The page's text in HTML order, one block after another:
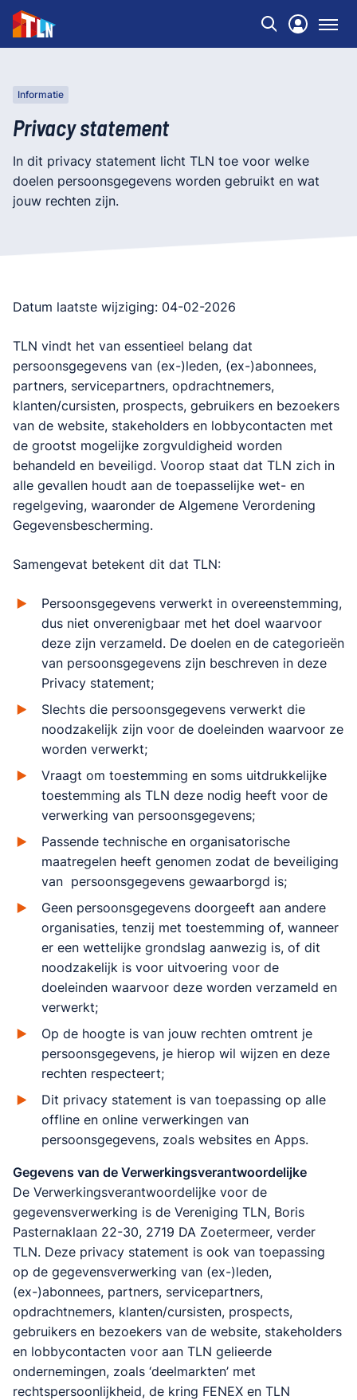
Informatie
Privacy statement
In dit privacy statement licht TLN toe voor welke
doelen persoonsgegevens worden gebruikt en wat
jouw rechten zijn.
Datum laatste wijziging: 04-02-2026
TLN vindt het van essentieel belang dat
persoonsgegevens van (ex-)leden, (ex-)abonnees,
partners, servicepartners, opdrachtnemers,
klanten/cursisten, prospects, gebruikers en bezoekers
van de website, stakeholders en lobbycontacten met
de grootst mogelijke zorgvuldigheid worden
behandeld en beveiligd. Voorop staat dat TLN zich in
alle gevallen houdt aan de toepasselijke wet- en
regelgeving, waaronder de Algemene Verordening
Gegevensbescherming.
Samengevat betekent dit dat TLN:
Persoonsgegevens verwerkt in overeenstemming,
dus niet onverenigbaar met het doel waarvoor
deze zijn verzameld. De doelen en de categorieën
van persoonsgegevens zijn beschreven in deze
Privacy statement;
Slechts die persoonsgegevens verwerkt die
noodzakelijk zijn voor de doeleinden waarvoor ze
worden verwerkt;
Vraagt om toestemming en soms uitdrukkelijke
toestemming als TLN deze nodig heeft voor de
verwerking van persoonsgegevens;
Passende technische en organisatorische
maatregelen heeft genomen zodat de beveiliging
van persoonsgegevens gewaarborgd is;
Geen persoonsgegevens doorgeeft aan andere
organisaties, tenzij met toestemming of, wanneer
er een wettelijke grondslag aanwezig is, of dit
noodzakelijk is voor uitvoering voor de
doeleinden waarvoor deze worden verzameld en
verwerkt;
Op de hoogte is van jouw rechten omtrent je
persoonsgegevens, je hierop wil wijzen en deze
rechten respecteert;
Dit privacy statement is van toepassing op alle
offline en online verwerkingen van
persoonsgegevens, zoals websites en Apps.
Gegevens van de Verwerkingsverantwoordelijke
De Verwerkingsverantwoordelijke voor de
gegevensverwerking is de Vereniging TLN, Boris
Pasternaklaan 22-30, 2719 DA Zoetermeer, verder
TLN. Deze privacy statement is ook van toepassing
op de gegevensverwerking van (ex-)leden,
(ex-)abonnees, partners, servicepartners,
opdrachtnemers, klanten/cursisten, prospects,
gebruikers en bezoekers van de website, stakeholders
en lobbycontacten voor aan TLN gelieerde
ondernemingen, zoals ‘deelmarkten’ met
rechtspersoonlijkheid, de kring FENEX en TLN